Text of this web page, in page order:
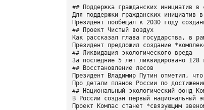
## Поддержка гражданских инициатив в
Для поддержки гражданских
Президент пообещал к 2030 году
## Проект Чистый воздух
Как рассказал глава государства, в
Президент предложил создание
## Ликвидация экологического вреда
За последние 5 лет ликвидировано
## Восстановление лесов
Президент Владимир Путин отметил,
Про детали планов России по
## Национальный экологический фонд
В России создан первый национальный
Проект Компас станет *связующим